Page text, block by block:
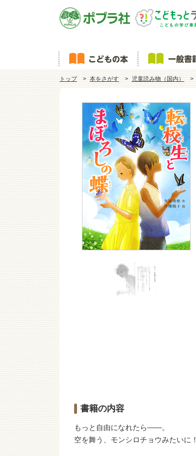
トップ 本をさがす 児童読み物（国内）
書籍の内容
もっと自由になれたら――。
空を舞う、モンシロチョウみたいに！